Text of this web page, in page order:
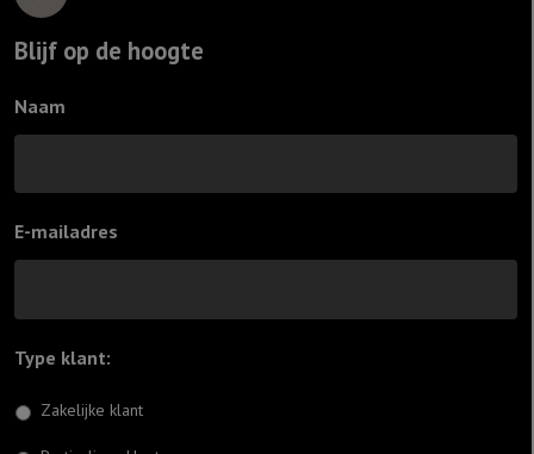
Blijf op de hoogte
Naam
E-mailadres
Type klant:
Zakelijke klant